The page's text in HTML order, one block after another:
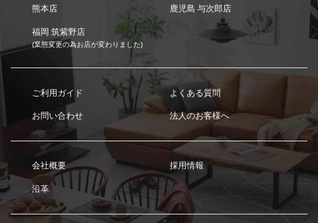
熊本店 鹿児島 与次郎店
福岡 筑紫野店
(業態変更の為お店が変わりました)
ご利用ガイド よくある質問
お問い合わせ 法人のお客様へ
会社概要 採用情報
沿革